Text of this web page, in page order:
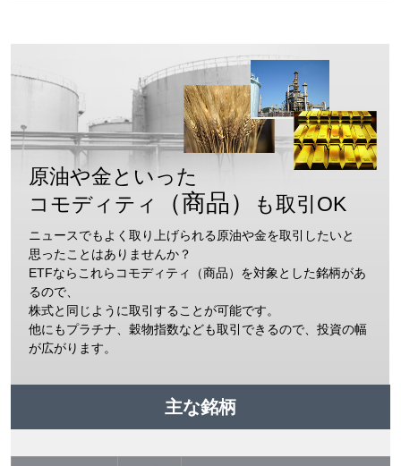
原油や金といった
コモディティ
（商品） も取引OK
ニュースでもよく取り上げられる原油や金を取引したいと
思ったことはありませんか？
ETFならこれらコモディティ（商品）を対象とした銘柄があ
るので、
株式と同じように取引することが可能です。
他にもプラチナ、穀物指数なども取引できるので、投資の幅
が広がります。
主な銘柄